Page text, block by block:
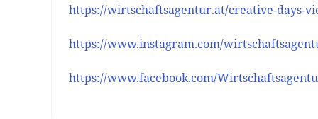
https://wirtschaftsagentur.at/creative-days-
https://www.instagram.com/
https://www.facebook.com/